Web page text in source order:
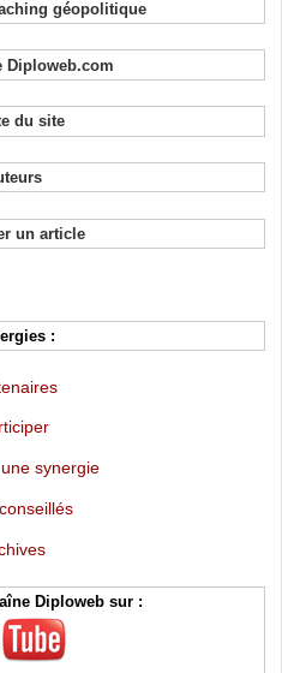
géopolitique
Diploweb.com
du site
un article
:
synergie
Diploweb sur :